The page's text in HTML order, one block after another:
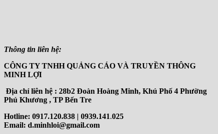
Thông tin liên hệ:
CÔNG TY TNHH QUẢNG CÁO VÀ TRUYỀN THÔNG
MINH LỢI
Địa chỉ liên hệ : 28b2 Đoàn Hoàng Minh, Khú Phố 4 Phường
Phú Khương , TP Bến Tre
Hotline: 0917.120.838 | 0939.141.025
Email: d.minhloi@gmail.com